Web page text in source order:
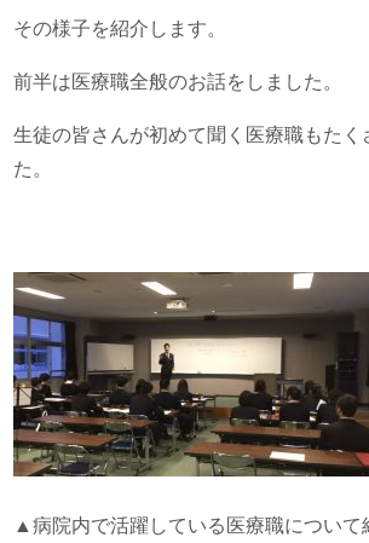
その様子を紹介します。
前半は医療職全般のお話をしました。
生徒の皆さんが初めて聞く医療職もたく
た。
▲病院内で活躍している医療職について